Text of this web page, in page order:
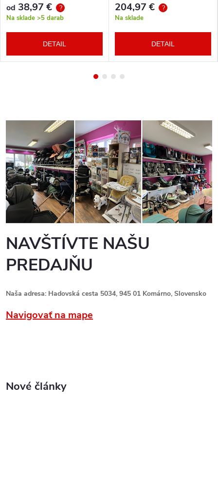
od 38,97 € ?
Na sklade >5 darab
DETAIL
204,97 € ?
Na sklade
DETAIL
NAVŠTÍVTE NAŠU
PREDAJŇU
Naša adresa: Hadovská cesta 5034, 945 01 Komárno, Slovensko
Navigovať na mape
Nové články